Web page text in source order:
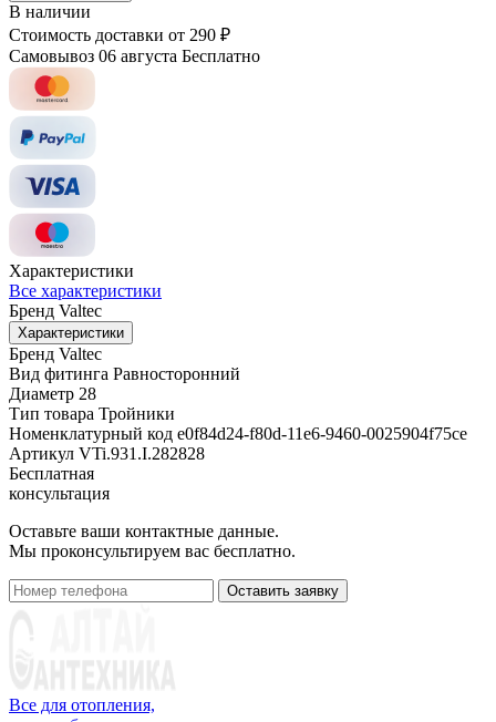
В наличии
Стоимость доставки от 290 ₽
Самовывоз 06 августа Бесплатно
Характеристики
Все характеристики
Бренд Valtec
Характеристики
Бренд Valtec
Вид фитинга Равносторонний
Диаметр 28
Тип товара Тройники
Номенклатурный код e0f84d24-f80d-11e6-9460-0025904f75ce
Артикул VTi.931.I.282828
Бесплатная
консультация
Оставьте ваши контактные данные.
Мы проконсультируем вас бесплатно.
Оставить заявку
Все для отопления,